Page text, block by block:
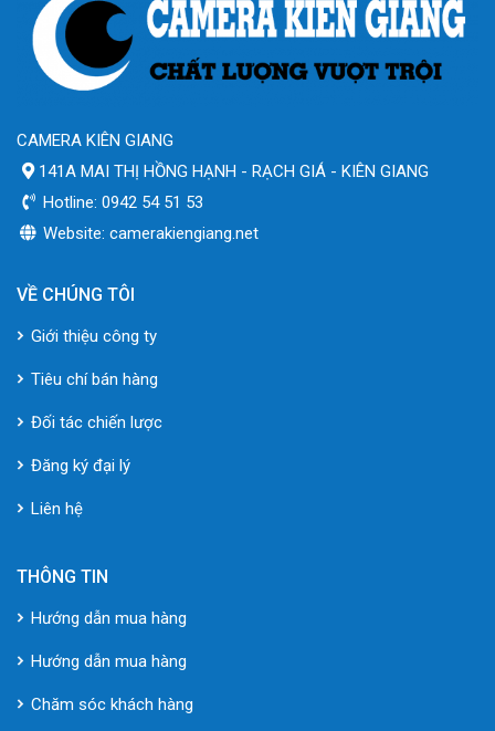
CAMERA KIÊN GIANG
141A MAI THỊ HỒNG HẠNH - RẠCH GIÁ - KIÊN GIANG
Hotline: 0942 54 51 53
Website: camerakiengiang.net
VỀ CHÚNG TÔI
Giới thiệu công ty
Tiêu chí bán hàng
Đối tác chiến lược
Đăng ký đại lý
Liên hệ
THÔNG TIN
Hướng dẫn mua hàng
Hướng dẫn mua hàng
Chăm sóc khách hàng